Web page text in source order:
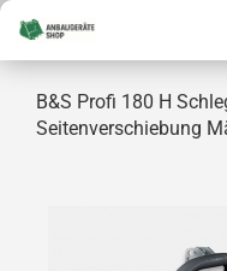
B&S Profi 180 H
Seitenverschiebung